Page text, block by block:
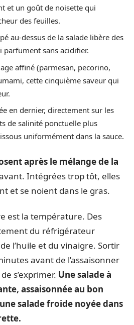
et un goût de noisette qui
des feuilles.
au-dessus de la salade libère des
parfument sans acidifier.
affiné (parmesan, pecorino,
cette cinquième saveur qui
en dernier, directement sur les
de salinité ponctuelle plus
uniformément dans la sauce.
après le mélange de la
Intégrées trop tôt, elles
et se noient dans le gras.
est la température. Des
du réfrigérateur
l’huile et du vinaigre. Sortir
avant de l’assaisonner
s’exprimer. Une salade à
assaisonnée au bon
salade froide noyée dans